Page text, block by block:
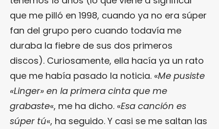
que me pilló en 1998, cuando ya no era súper
fan del grupo pero cuando todavía me
duraba la fiebre de sus dos primeros
discos). Curiosamente, ella hacía ya un rato
que me había pasado la noticia. «Me pusiste
«Linger» en la primera cinta que me
grabaste«, me ha dicho. «Esa canción es
súper tú«, ha seguido. Y casi se me saltan las